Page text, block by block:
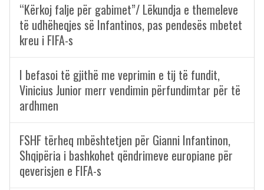
“Kërkoj falje për gabimet”/ Lëkundja e themeleve
të udhëheqjes së Infantinos, pas pendesës mbetet
kreu i FIFA-s
I befasoi të gjithë me veprimin e tij të fundit,
Vinicius Junior merr vendimin përfundimtar për të
ardhmen
FSHF tërheq mbështetjen për Gianni Infantinon,
Shqipëria i bashkohet qëndrimeve europiane për
qeverisjen e FIFA-s